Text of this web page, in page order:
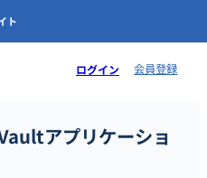
ト
ログイン 会員登録
アプリケーショ